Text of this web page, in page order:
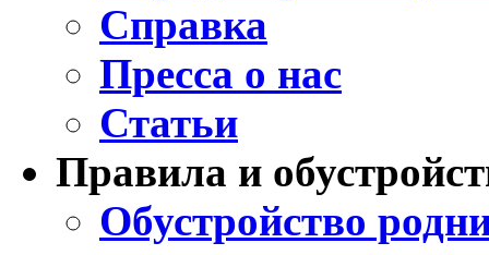
Справка
Пресса о нас
Статьи
Правила и
Обустройство